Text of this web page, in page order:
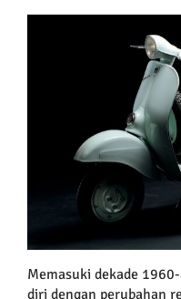
Memasuki dekade
diri dengan perubahan